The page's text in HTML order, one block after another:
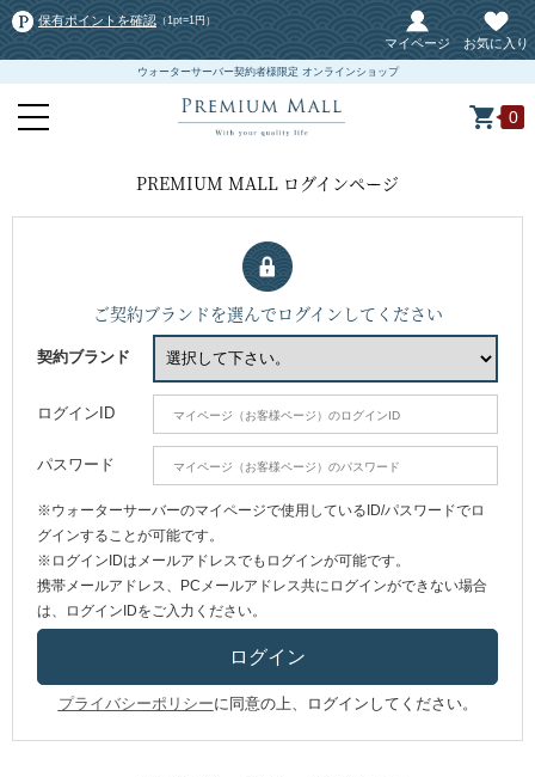
保有ポイントを確認 （1pt=1円）
マイページ お気に入り
ウォーターサーバー契約者様限定 オンラインショップ
0
PREMIUM MALL ログインページ
ご契約ブランドを選んでログインしてください
契約ブランド
ログインID
パスワード
※ウォーターサーバーのマイページで使用しているID/パスワードでロ
グインすることが可能です。
※ログインIDはメールアドレスでもログインが可能です。
携帯メールアドレス、PCメールアドレス共にログインができない場合
は、ログインIDをご入力ください。
プライバシーポリシーに同意の上、ログインしてください。